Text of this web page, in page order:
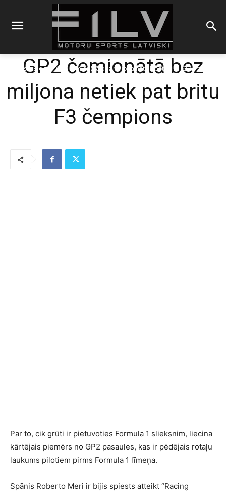
Sākums Blogs GP2 čemionātā bez miljona netiek pat britu F3 čempions
GP2 čemionātā bez
miljona netiek pat britu
F3 čempions
Par to, cik grūti ir pietuvoties Formula 1 slieksnim, liecina
kārtējais piemērs no GP2 pasaules, kas ir pēdējais rotaļu
laukums pilotiem pirms Formula 1 līmeņa.
Spānis Roberto Meri ir bijis spiests atteikt “Racing